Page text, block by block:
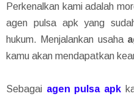
Perkenalkan kami adalah
agen pulsa apk yang
hukum. Menjalankan usaha
kamu akan mendapatkan
Sebagai agen pulsa apk